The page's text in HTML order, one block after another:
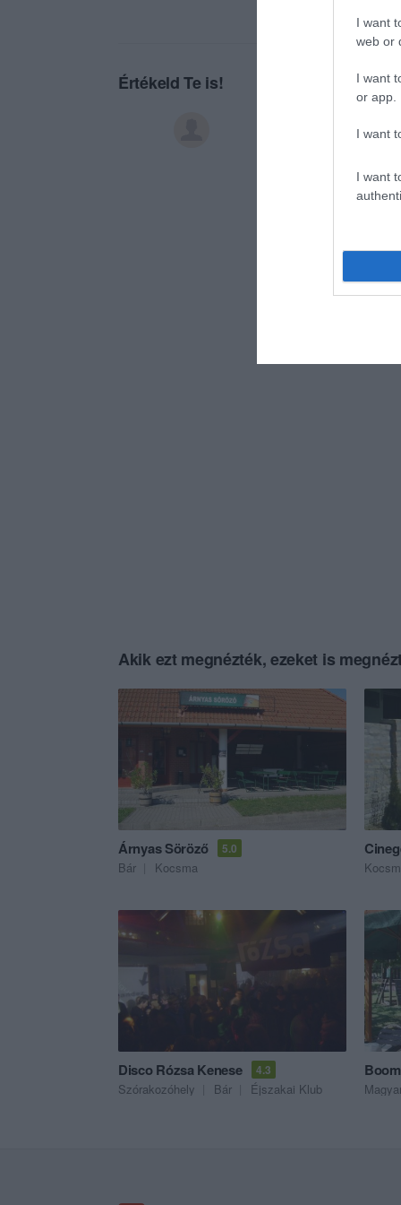
I want
web or
I want
or app.
I want
I want
Értékeld Te is!
Akik ezt megnézték, ezeket is
Árnyas Söröző 5.0
Bár Kocsma
Disco Rózsa Kenese 4.3
Szórakozóhely Bár Éjszakai Klub